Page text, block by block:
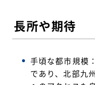
長所や期待
手頃な都市規模
であり、北部九